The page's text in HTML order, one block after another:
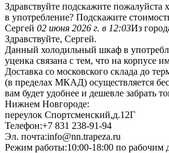
Здравствуйте подскажите
в употребление? Подскажите
Сергей 02 июня 2026 г. в 12:03Из
Здравствуйте, Сергей.
Данный холодильный шкаф в
уценка связана с тем, что на корпусе
Доставка со московского склада до
(в пределах МКАД) осуществляется
вам будет удобнее и дешевле забрать
Нижнем Новгороде:
переулок Спортсменский,д.12Г
Телефон:+7 831 238-91-94
Эл. почта:info@nn.trapeza.ru
Режим работы:10:00-18:00 по рабочим